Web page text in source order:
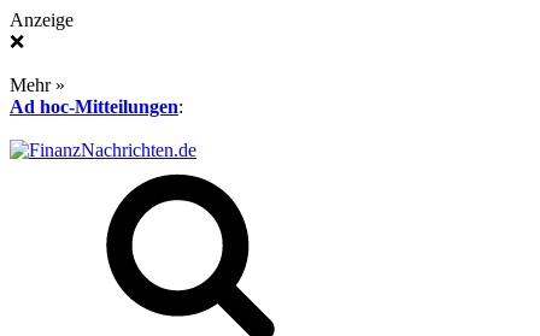
Anzeige
❌
Mehr »
Ad hoc-Mitteilungen: